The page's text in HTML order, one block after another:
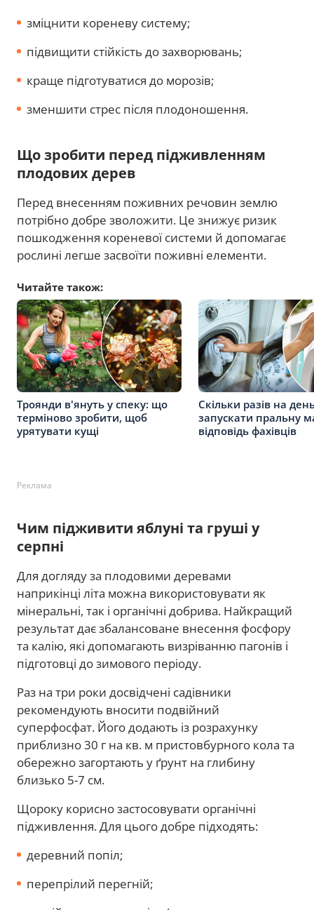
зміцнити кореневу систему;
підвищити стійкість до захворювань;
краще підготуватися до морозів;
зменшити стрес після плодоношення.
Що зробити перед підживленням
плодових дерев
Перед внесенням поживних речовин землю
потрібно добре зволожити. Це знижує ризик
пошкодження кореневої системи й допомагає
рослині легше засвоїти поживні елементи.
Читайте також:
Троянди в'януть у спеку: що
терміново зробити, щоб
урятувати кущі
Скільки разів на
запускати пральну
відповідь фахівців
Реклама
Чим підживити яблуні та груші у
серпні
Для догляду за плодовими деревами
наприкінці літа можна використовувати як
мінеральні, так і органічні добрива. Найкращий
результат дає збалансоване внесення фосфору
та калію, які допомагають визріванню пагонів і
підготовці до зимового періоду.
Раз на три роки досвідчені садівники
рекомендують вносити подвійний
суперфосфат. Його додають із розрахунку
приблизно 30 г на кв. м пристовбурного кола та
обережно загортають у ґрунт на глибину
близько 5-7 см.
Щороку корисно застосовувати органічні
підживлення. Для цього добре підходять:
деревний попіл;
перепрілий перегній;